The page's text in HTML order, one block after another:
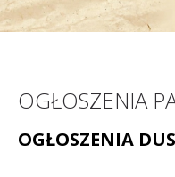
OGŁOSZENIA
OGŁOSZENIA